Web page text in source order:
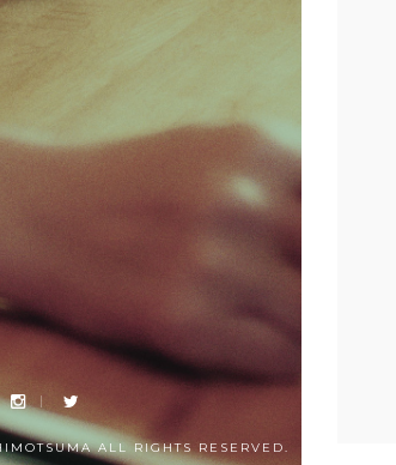
ALL RIGHTS RESERVED.